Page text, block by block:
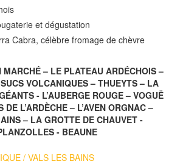
et dégustation
Cabra, célèbre fromage de chèvre
– LE PLATEAU ARDÉCHOIS –
VOLCANIQUES – THUEYTS – LA
- L’AUBERGE ROUGE – VOGUË
DE L’ARDÈCHE – L’AVEN ORGNAC –
– LA GROTTE DE CHAUVET -
- BEAUNE
/ VALS LES BAINS